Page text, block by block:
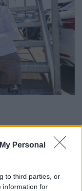
Personal
to third parties, or
information for
vad som saknades.